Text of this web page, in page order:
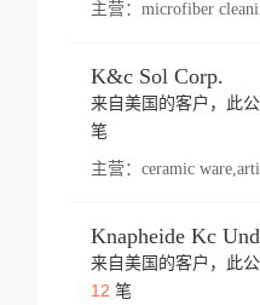
主营： microfiber
K&c Sol Corp.
来自美国的客户，此
笔
主营： ceramic
来自美国的客户，此
12 笔